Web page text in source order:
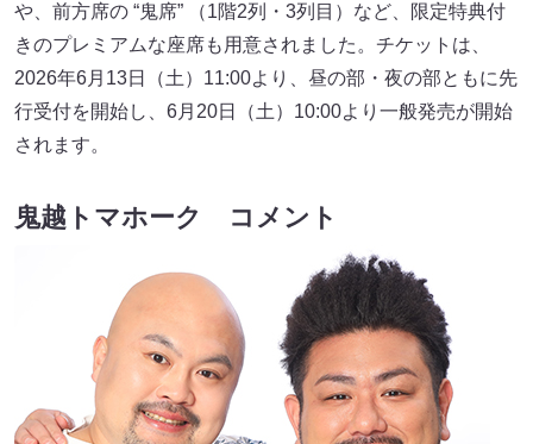
や、前方席の “鬼席” （1階2列・3列目）など、限定特典付
きのプレミアムな座席も用意されました。チケットは、
2026年6月13日（土）11:00より、昼の部・夜の部ともに先
行受付を開始し、6月20日（土）10:00より一般発売が開始
されます。
鬼越トマホーク コメント